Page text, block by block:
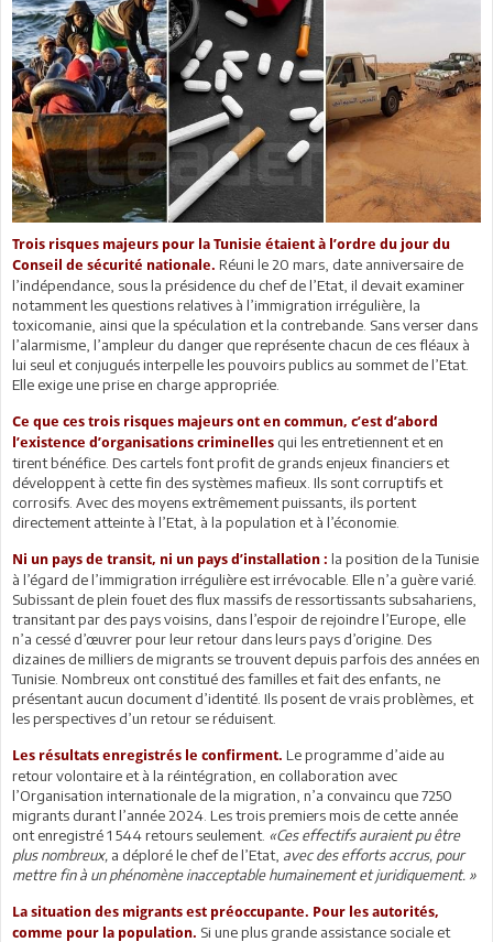
Trois risques majeurs pour la Tunisie étaient à l’ordre du jour du
Conseil de sécurité nationale. Réuni le 20 mars, date anniversaire de
l’indépendance, sous la présidence du chef de l’Etat, il devait examiner
notamment les questions relatives à l’immigration irrégulière, la
toxicomanie, ainsi que la spéculation et la contrebande. Sans verser dans
l’alarmisme, l’ampleur du danger que représente chacun de ces fléaux à
lui seul et conjugués interpelle les pouvoirs publics au sommet de l’Etat.
Elle exige une prise en charge appropriée.
Ce que ces trois risques majeurs ont en commun, c’est d’abord
l’existence d’organisations criminelles qui les entretiennent et en
tirent bénéfice. Des cartels font profit de grands enjeux financiers et
développent à cette fin des systèmes mafieux. Ils sont corruptifs et
corrosifs. Avec des moyens extrêmement puissants, ils portent
directement atteinte à l’Etat, à la population et à l’économie.
Ni un pays de transit, ni un pays d’installation : la position de la Tunisie
à l’égard de l’immigration irrégulière est irrévocable. Elle n’a guère varié.
Subissant de plein fouet des flux massifs de ressortissants subsahariens,
transitant par des pays voisins, dans l’espoir de rejoindre l’Europe, elle
n’a cessé d’œuvrer pour leur retour dans leurs pays d’origine. Des
dizaines de milliers de migrants se trouvent depuis parfois des années en
Tunisie. Nombreux ont constitué des familles et fait des enfants, ne
présentant aucun document d’identité. Ils posent de vrais problèmes, et
les perspectives d’un retour se réduisent.
Les résultats enregistrés le confirment. Le programme d’aide au
retour volontaire et à la réintégration, en collaboration avec
l’Organisation internationale de la migration, n’a convaincu que 7250
migrants durant l’année 2024. Les trois premiers mois de cette année
ont enregistré 1 544 retours seulement. «Ces effectifs auraient pu être
plus nombreux, a déploré le chef de l’Etat, avec des efforts accrus, pour
mettre fin à un phénomène inacceptable humainement et juridiquement. »
La situation des migrants est préoccupante. Pour les autorités,
comme pour la population. Si une plus grande assistance sociale et